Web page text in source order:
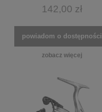
142,00 zł
powiadom o dostępności
zobacz więcej